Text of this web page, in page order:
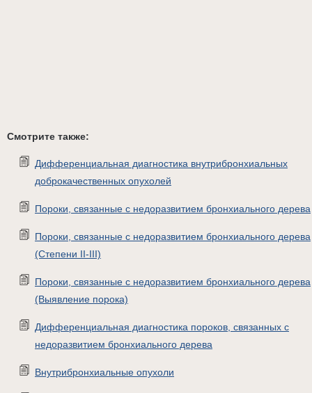
Смотрите также:
Дифференциальная диагностика внутрибронхиальных
доброкачественных опухолей
Пороки, связанные с недоразвитием бронхиального дерева
Пороки, связанные с недоразвитием бронхиального дерева
(Степени II-III)
Пороки, связанные с недоразвитием бронхиального дерева
(Выявление порока)
Дифференциальная диагностика пороков, связанных с
недоразвитием бронхиального дерева
Внутрибронхиальные опухоли